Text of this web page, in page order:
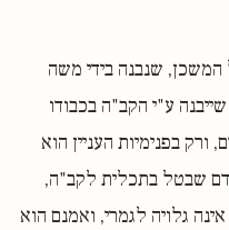
המשכן, שנבנה בידי משה
ע"י הקב"ה בכבודו
ורק בפנימיות העניין הוא
שבטל בתכלית לקב"ה,
גלויה לגמרי, ואמנם הוא